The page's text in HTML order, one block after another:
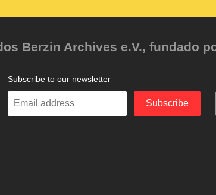
Berzin Archives e.V., fundado
Subscribe to our newsletter
Enter
Subscribe